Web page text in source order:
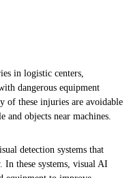
in logistic centers,
dangerous equipment
of these injuries are avoidable
objects near machines.
detection systems that
In these systems, visual AI